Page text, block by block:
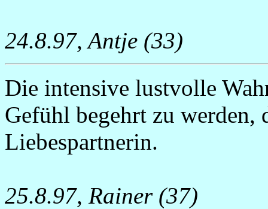
24.8.97, Antje (33)
Die intensive lustvolle
Gefühl begehrt zu werden,
Liebespartnerin.
25.8.97, Rainer (37)